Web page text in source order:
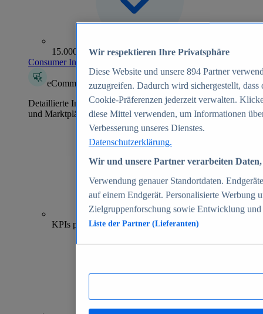
15.000+ Marken
Consumer Insights entdecken
eCommerce Insights
Detaillierte Informationen zu mehr als 39.000 Online-Shops
und Marktplätzen
70+
KPIs pro Shop
Wir respektieren Ihre Privatsphäre
Diese Website und unsere 894 Partner
zuzugreifen. Dadurch wird sichergestellt,
Cookie-Präferenzen jederzeit verwalten.
diese Mittel verwenden, um Informationen
Verbesserung unseres Dienstes.
Datenschutzerklärung.
Wir und unsere Partner verarbeiten
Verwendung genauer Standortdaten.
auf einem Endgerät. Personalisierte Werbung
Zielgruppenforschung sowie Entwicklung
Liste der Partner (Lieferanten)